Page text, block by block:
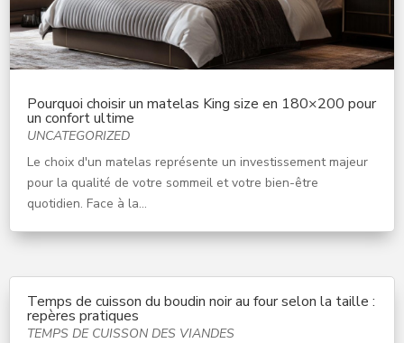
Pourquoi choisir un matelas King size en 180×200 pour
un confort ultime
UNCATEGORIZED
Le choix d'un matelas représente un investissement majeur
pour la qualité de votre sommeil et votre bien-être
quotidien. Face à la...
Temps de cuisson du boudin noir au four selon la taille :
repères pratiques
TEMPS DE CUISSON DES VIANDES